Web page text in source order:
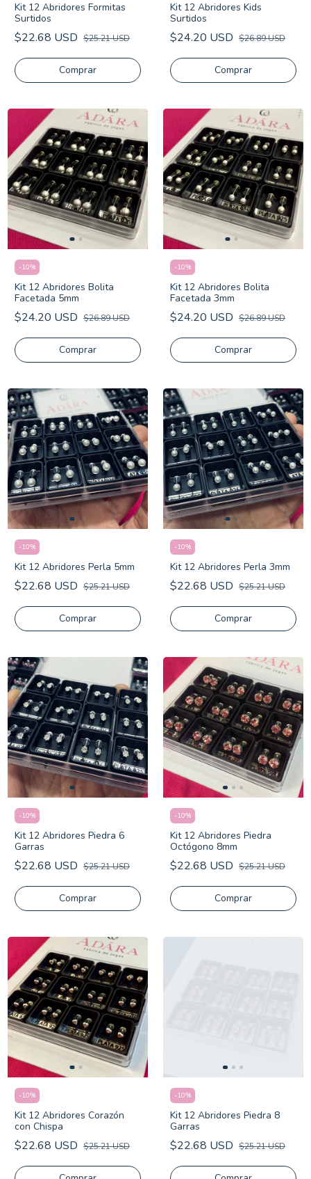
Kit 12 Abridores Formitas
Surtidos
$22.68 USD $25.21 USD
Kit 12 Abridores Kids
Surtidos
$24.20 USD $26.89 USD
-10%
Kit 12 Abridores Bolita
Facetada 5mm
$24.20 USD $26.89 USD
-10%
Kit 12 Abridores Bolita
Facetada 3mm
$24.20 USD $26.89 USD
-10%
Kit 12 Abridores Perla 5mm
$22.68 USD $25.21 USD
-10%
Kit 12 Abridores Perla 3mm
$22.68 USD $25.21 USD
-10%
Kit 12 Abridores Piedra 6
Garras
$22.68 USD $25.21 USD
-10%
Kit 12 Abridores Piedra
Octógono 8mm
$22.68 USD $25.21 USD
Comprar
-10%
Kit 12 Abridores Corazón
con Chispa
$22.68 USD $25.21 USD
-10%
Kit 12 Abridores Piedra 8
Garras
$22.68 USD $25.21 USD